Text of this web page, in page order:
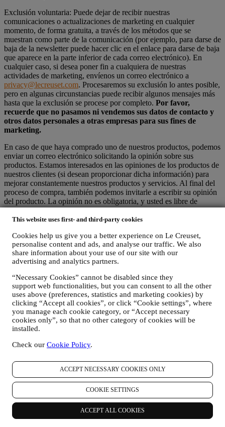
This website uses first- and third-party cookies
Cookies help us give you a better experience on Le Creuset,
personalise content and ads, and analyse our traffic. We also
share information about your use of our site with our
advertising and analytics partners.
“Necessary Cookies” cannot be disabled since they
support web functionalities, but you can consent to all the other
uses above (preferences, statistics and marketing cookies) by
clicking “Accept all cookies”, or click “Cookie settings”, where
you manage each cookie category, or “Accept necessary
cookies only”, so that no other category of cookies will be
installed.
Check our Cookie Policy.
ACCEPT NECESSARY COOKIES ONLY
COOKIE SETTINGS
ACCEPT ALL COOKIES
Exclusión voluntaria: Puede dejar de recibir nuestras
comunicaciones o actualizaciones de marketing en cualquier
momento, de forma gratuita, a través de los métodos que se
muestran como parte de la comunicación (por ejemplo, para darse de
baja de la newsletter puede hacer clic en el enlace para darse de baja
que aparece en la parte inferior de cada correo electrónico). En
cualquier caso, si desea poner fin a cualquiera de nuestras
actividades de marketing, envíenos un correo electrónico a
privacy@lecreuset.com. Procesaremos su exclusión lo antes posible,
pero en algunas circunstancias puede recibir algunos mensajes más
hasta que la exclusión se procese por completo. Por favor,
recuerde que no pasamos ni vendemos sus datos de contacto y
otros datos personales a otras empresas para sus fines de
marketing.
En caso de que haya comprado uno de nuestros productos, podemos
enviar un correo electrónico solicitando la opinión sobre sus
productos. Estamos interesados en las opiniones de los productos de
nuestros clientes (si desean proporcionar dicha información) para
mejorar constantemente nuestros productos y servicios. Al final del
proceso de compra, también podemos invitarle a escribir su opinión
del producto. La opinión no es obligatoria, y usted es libre de
enviarla o no.
OFERTAS Y MEJORA DE LA EXPERIENCIA DEL
CLIENTE Nos gustaría utilizar sus datos para adaptar
nuestros servicios y ofertas a sus necesidades y preferencias
para proporcionarle una experiencia de cliente personalizada
por ejemplo, en relación con los productos más vistos, su
interacción con nosotros en las redes sociales, qué páginas de
nuestro sitio web visita, qué contenido de nuestras ofertas lee
usted. Lo hacemos principalmente a través de cookies y
tecnologías similares (incluidos los píxeles de seguimiento en
los correos electrónicos), también en combinación con sus
nuestras comunicaciones de marketing personalizadas.
publicidad en otros sitios, conceder acceso a contenidos
específicos, adaptar los contenidos o las ofertas que ve en el
Sitio web o, si ha dado su consentimiento para suscribirse a
nuestras comunicaciones de marketing, para enviarle
comunicaciones/mensajes relevantes que creemos que le
pueden gustar. No será utilizada para otros efectos. El uso de
cookies está sujeto a su consentimiento. Si no desea que esta